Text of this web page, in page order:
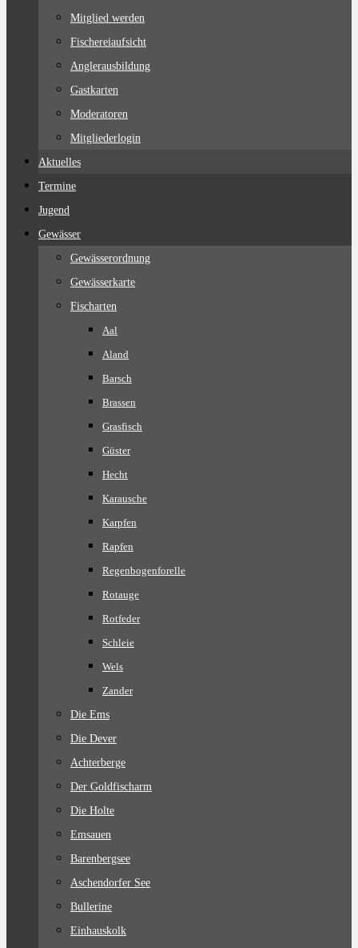
Mitglied werden
Fischereiaufsicht
Anglerausbildung
Gastkarten
Moderatoren
Mitgliederlogin
Aktuelles
Termine
Jugend
Gewässer
Gewässerordnung
Gewässerkarte
Fischarten
Aal
Aland
Barsch
Brassen
Grasfisch
Güster
Hecht
Karausche
Karpfen
Rapfen
Regenbogenforelle
Rotauge
Rotfeder
Schleie
Wels
Zander
Die Ems
Die Dever
Achterberge
Der Goldfischarm
Die Holte
Emsauen
Barenbergsee
Aschendorfer See
Bullerine
Einhauskolk